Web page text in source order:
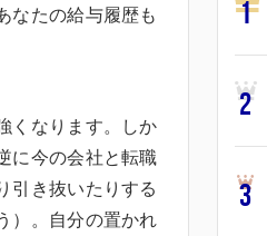
なたの給与履歴も
くなります。しか
に今の会社と転職
引き抜いたりする
）。自分の置かれ
1
2
3